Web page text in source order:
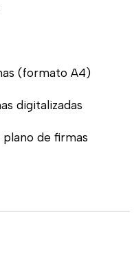
(formato A4)
digitalizadas
plano de firmas